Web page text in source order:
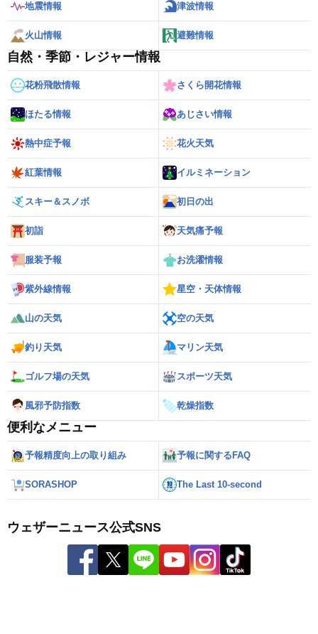
地震情報 津波情報
火山情報 避難情報
自然・季節・レジャー情報
花粉飛散情報 さくら開花情報
ほたる情報 あじさい情報
熱中症予報 花火天気
紅葉情報 イルミネーション
スキー＆スノボ 初日の出
初詣 天気痛予報
服装予報 お洗濯情報
紫外線情報 星空・天体情報
山の天気 空の天気
釣り天気 マリン天気
ゴルフ場の天気 スポーツ天気
風邪予防指数 乾燥指数
便利なメニュー
予報精度向上の取り組み 予報に関するFAQ
SORASHOP The Last 10-second
ウェザーニュース公式SNS